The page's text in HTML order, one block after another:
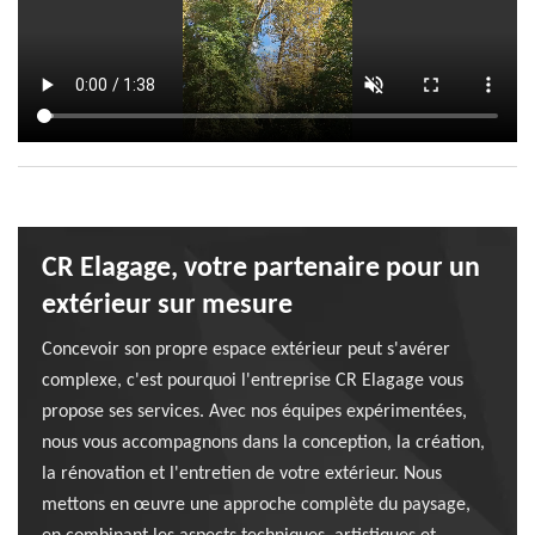
CR Elagage, votre partenaire pour un
extérieur sur mesure
Concevoir son propre espace extérieur peut s'avérer
complexe, c'est pourquoi l'entreprise CR Elagage vous
propose ses services. Avec nos équipes expérimentées,
nous vous accompagnons dans la conception, la création,
la rénovation et l'entretien de votre extérieur. Nous
mettons en œuvre une approche complète du paysage,